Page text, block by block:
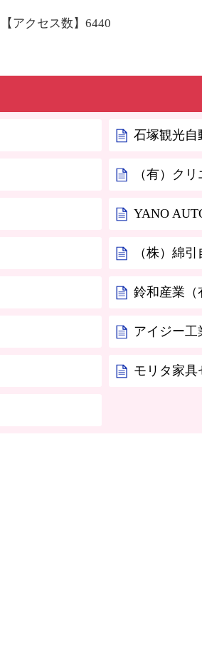
【アクセス数】 6440
石塚観光自
（有）ク
YANO
（株）綿
鈴和産業（
アイジー工
モリタ家具